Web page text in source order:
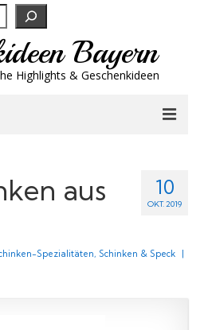
Bayern
Highlights & Geschenkideen
10
OKT. 2019
aus
Spezialitäten, Schinken & Speck